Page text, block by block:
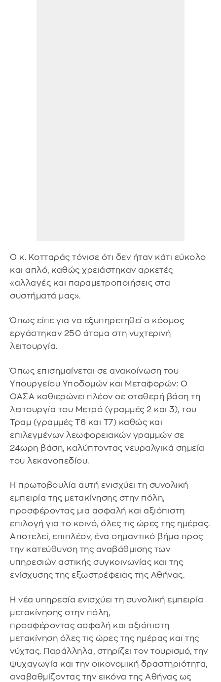
Ο κ. Κοτταράς τόνισε ότι δεν ήταν κάτι εύκολο
και απλό, καθώς χρειάστηκαν αρκετές
«αλλαγές και παραμετροποιήσεις στα
συστήματά μας».
Όπως είπε για να εξυπηρετηθεί ο κόσμος
εργάστηκαν 250 άτομα στη νυχτερινή
λειτουργία.
Όπως επισημαίνεται σε ανακοίνωση του
Υπουργείου Υποδομών και Μεταφορών: Ο
ΟΑΣΑ καθιερώνει πλέον σε σταθερή βάση τη
λειτουργία του Μετρό (γραμμές 2 και 3), του
Τραμ (γραμμές Τ6 και Τ7) καθώς και
επιλεγμένων λεωφορειακών γραμμών σε
24ωρη βάση, καλύπτοντας νευραλγικά σημεία
του λεκανοπεδίου.
Η πρωτοβουλία αυτή ενισχύει τη συνολική
εμπειρία της μετακίνησης στην πόλη,
προσφέροντας μια ασφαλή και αξιόπιστη
επιλογή για το κοινό, όλες τις ώρες της ημέρας.
Αποτελεί, επιπλέον, ένα σημαντικό βήμα προς
την κατεύθυνση της αναβάθμισης των
υπηρεσιών αστικής συγκοινωνίας και της
ενίσχυσης της εξωστρέφειας της Αθήνας.
Η νέα υπηρεσία ενισχύει τη συνολική εμπειρία
μετακίνησης στην πόλη,
προσφέροντας ασφαλή και αξιόπιστη
μετακίνηση όλες τις ώρες της ημέρας και της
νύχτας. Παράλληλα, στηρίζει τον τουρισμό, την
ψυχαγωγία και την οικονομική δραστηριότητα,
αναβαθμίζοντας την εικόνα της Αθήνας ως